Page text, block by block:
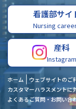
看護部サイ
Nursing
産科
Instagram
ホーム
ウェブサイトのご
カスタマーハラスメントに
よくあるご質問・お問い合